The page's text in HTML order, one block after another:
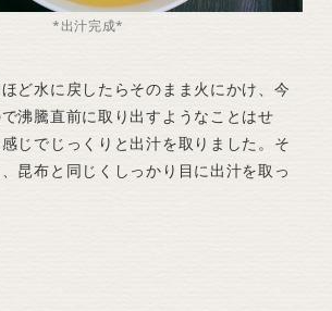
*出汁完成*
ど水に戻したらそのまま火にかけ、今
沸騰直前に取り出すようなことはせ
じでじっくりと出汁を取りました。そ
昆布と同じくしっかり目に出汁を取っ